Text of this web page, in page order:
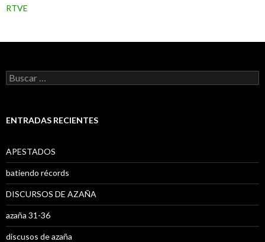
RTVE
B
u
a
ENTRADAS RECIENTES
APESTADOS
batiendo récords
DISCURSOS DE AZAÑA
azaña 31-36
discusos de azaña